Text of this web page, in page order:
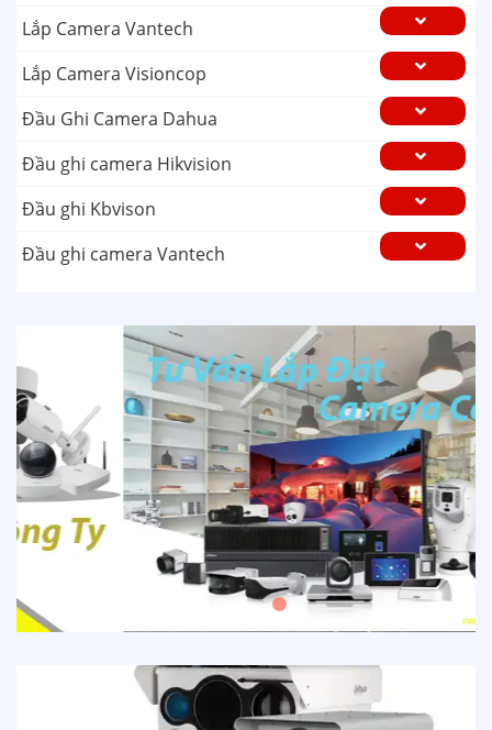
Lắp Camera Vantech
Lắp Camera Visioncop
Đầu Ghi Camera Dahua
Đầu ghi camera Hikvision
Đầu ghi Kbvison
Đầu ghi camera Vantech